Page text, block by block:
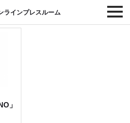
ラインプレスルーム
」